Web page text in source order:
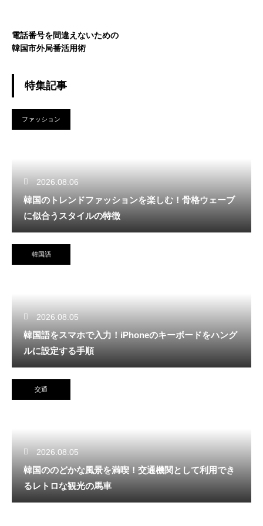
電話番号を間違えないための
韓国市外局番活用術
特集記事
ファッション
2026.08.06
韓国のトレンドファッションを楽しむ！骨格ウェーブ
に似合うスタイルの特徴
韓国語
2026.08.05
韓国語をスマホで入力！iPhoneのキーボードをハング
ルに設定する手順
交通
2026.08.05
韓国ののどかな風景を満喫！交通機関として利用でき
るレトロな観光の馬車